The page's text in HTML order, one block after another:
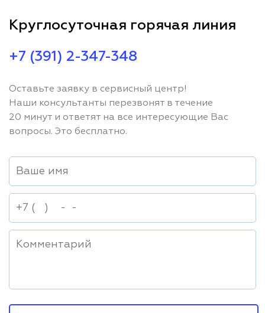
Круглосуточная горячая линия
+7 (391) 2-347-348
Оставьте заявку в сервисный центр!
Наши консультанты перезвонят в течение
20 минут и ответят на все интересующие Вас
вопросы. Это бесплатно.